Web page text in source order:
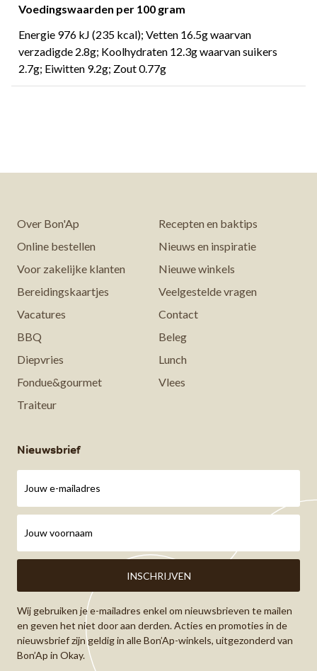
Voedingswaarden per 100 gram
Energie 976 kJ (235 kcal); Vetten 16.5g waarvan
verzadigde 2.8g; Koolhydraten 12.3g waarvan suikers
2.7g; Eiwitten 9.2g; Zout 0.77g
Over Bon'Ap
Recepten en baktips
Online bestellen
Nieuws en inspiratie
Voor zakelijke klanten
Nieuwe winkels
Bereidingskaartjes
Veelgestelde vragen
Vacatures
Contact
BBQ
Beleg
Diepvries
Lunch
Fondue&gourmet
Vlees
Traiteur
Nieuwsbrief
Wij gebruiken je e-mailadres enkel om nieuwsbrieven te mailen
en geven het niet door aan derden. Acties en promoties in de
nieuwsbrief zijn geldig in alle Bon’Ap-winkels, uitgezonderd van
Bon’Ap in Okay.